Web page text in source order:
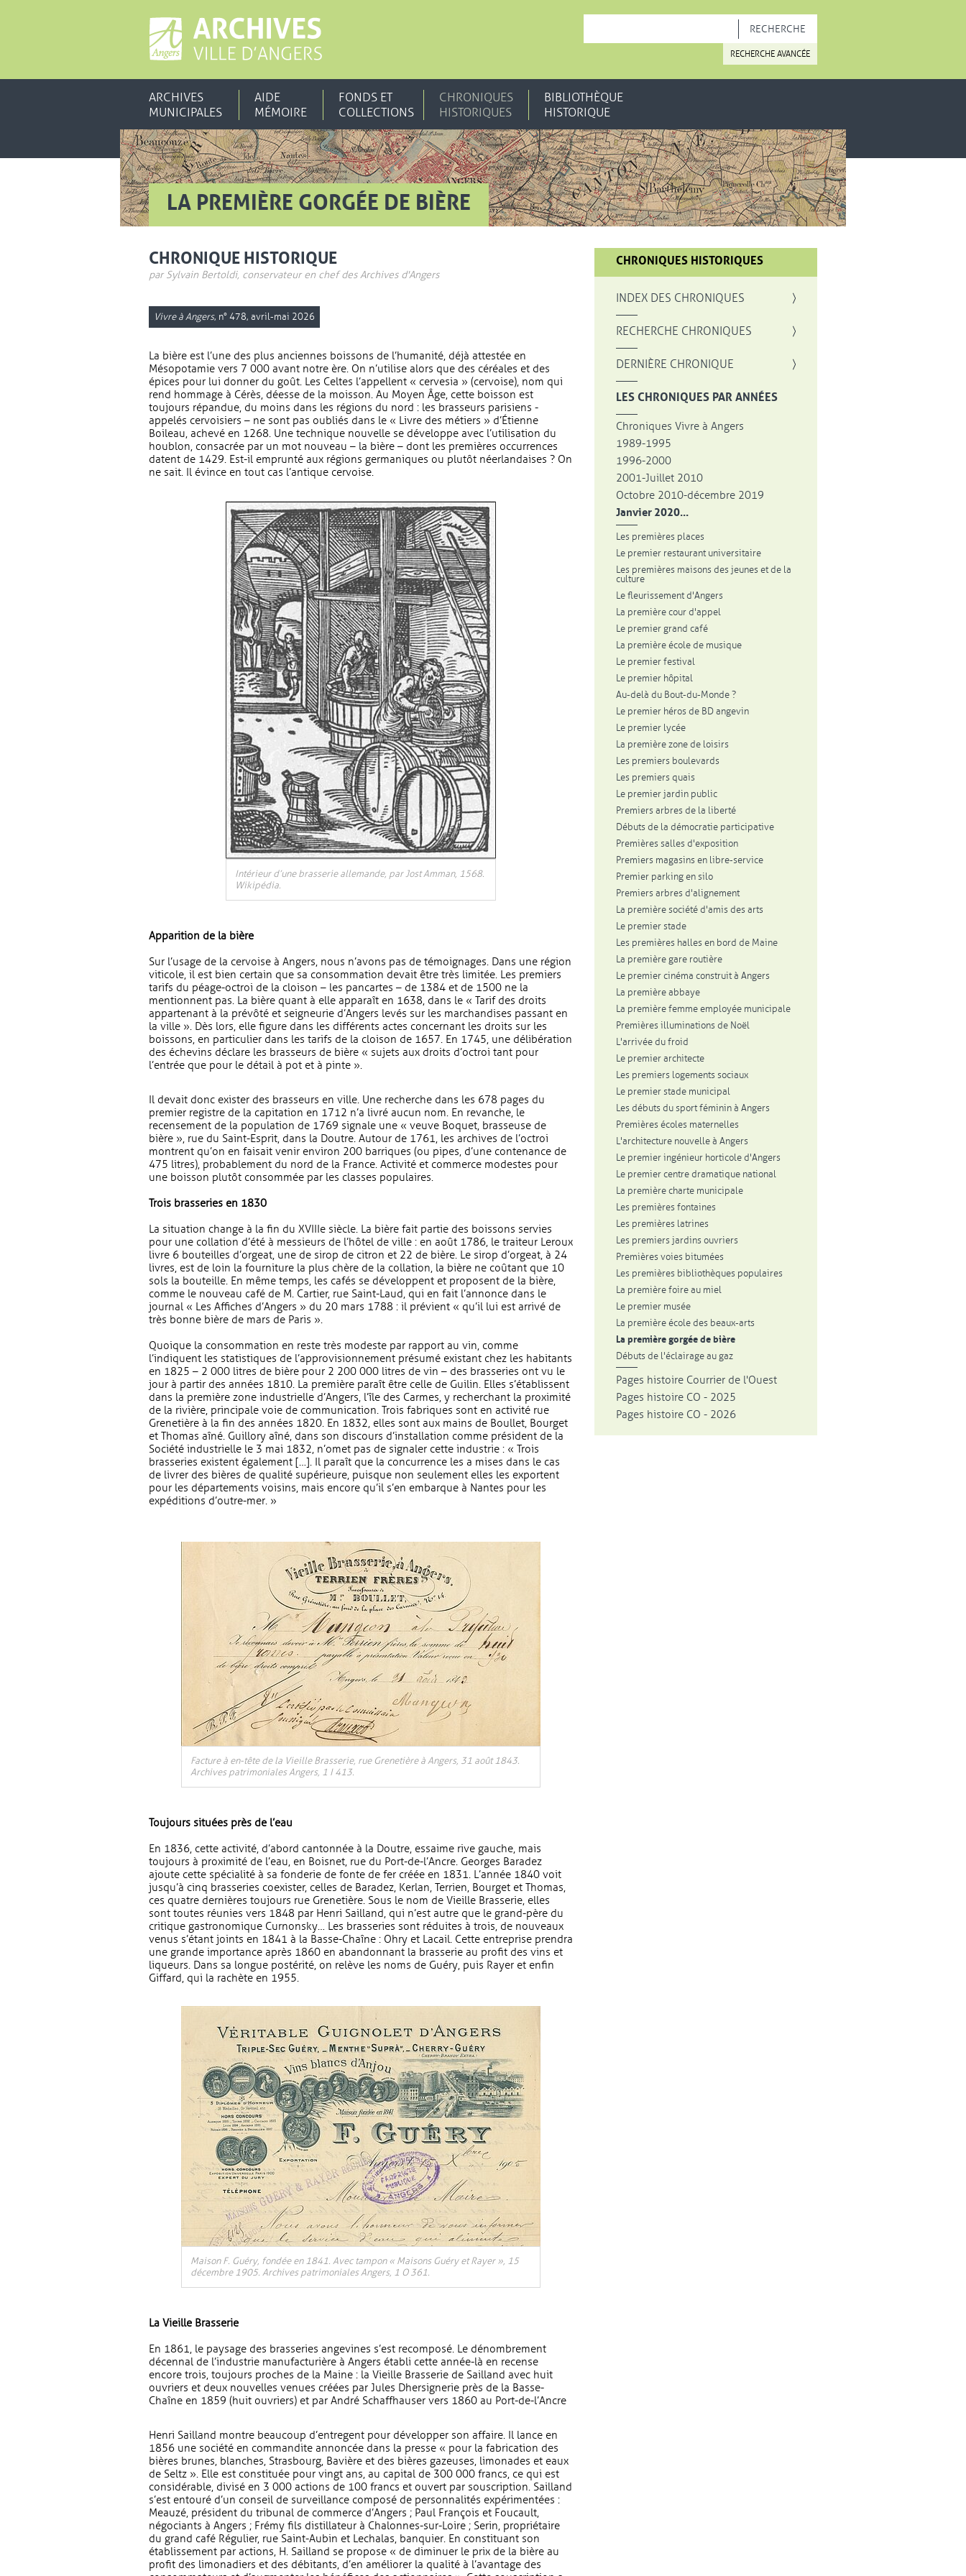
RECHERCHE AVANCÉE
ARCHIVES
MUNICIPALES
AIDE
MÉMOIRE
FONDS ET
COLLECTIONS
CHRONIQUES
HISTORIQUES
BIBLIOTHÈQUE
HISTORIQUE
LA PREMIÈRE GORGÉE DE BIÈRE
CHRONIQUE HISTORIQUE
par Sylvain Bertoldi, conservateur en chef des Archives d'Angers
Vivre à Angers, n° 478, avril-mai 2026
La bière est l’une des plus anciennes boissons de l’humanité, déjà attestée en
Mésopotamie vers 7 000 avant notre ère. On n’utilise alors que des céréales et des
épices pour lui donner du goût. Les Celtes l’appellent « cervesia » (cervoise), nom qui
rend hommage à Cérès, déesse de la moisson. Au Moyen Âge, cette boisson est
toujours répandue, du moins dans les régions du nord : les brasseurs parisiens -
appelés cervoisiers – ne sont pas oubliés dans le « Livre des métiers » d’Étienne
Boileau, achevé en 1268. Une technique nouvelle se développe avec l’utilisation du
houblon, consacrée par un mot nouveau – la bière – dont les premières occurrences
datent de 1429. Est-il emprunté aux régions germaniques ou plutôt néerlandaises ? On
ne sait. Il évince en tout cas l’antique cervoise.
Intérieur d’une brasserie allemande, par Jost Amman, 1568.
Wikipédia.
Apparition de la bière
Sur l’usage de la cervoise à Angers, nous n’avons pas de témoignages. Dans une région
viticole, il est bien certain que sa consommation devait être très limitée. Les premiers
tarifs du péage-octroi de la cloison – les pancartes – de 1384 et de 1500 ne la
mentionnent pas. La bière quant à elle apparaît en 1638, dans le « Tarif des droits
appartenant à la prévôté et seigneurie d’Angers levés sur les marchandises passant en
la ville ». Dès lors, elle figure dans les différents actes concernant les droits sur les
boissons, en particulier dans les tarifs de la cloison de 1657. En 1745, une délibération
des échevins déclare les brasseurs de bière « sujets aux droits d’octroi tant pour
l’entrée que pour le détail à pot et à pinte ».
Il devait donc exister des brasseurs en ville. Une recherche dans les 678 pages du
premier registre de la capitation en 1712 n’a livré aucun nom. En revanche, le
recensement de la population de 1769 signale une « veuve Boquet, brasseuse de
bière », rue du Saint-Esprit, dans la Doutre. Autour de 1761, les archives de l’octroi
montrent qu’on en faisait venir environ 200 barriques (ou pipes, d’une contenance de
475 litres), probablement du nord de la France. Activité et commerce modestes pour
une boisson plutôt consommée par les classes populaires.
Trois brasseries en 1830
La situation change à la fin du XVIIIe siècle. La bière fait partie des boissons servies
pour une collation d’été à messieurs de l’hôtel de ville : en août 1786, le traiteur Leroux
livre 6 bouteilles d’orgeat, une de sirop de citron et 22 de bière. Le sirop d’orgeat, à 24
livres, est de loin la fourniture la plus chère de la collation, la bière ne coûtant que 10
sols la bouteille. En même temps, les cafés se développent et proposent de la bière,
comme le nouveau café de M. Cartier, rue Saint-Laud, qui en fait l’annonce dans le
journal « Les Affiches d’Angers » du 20 mars 1788 : il prévient « qu’il lui est arrivé de
très bonne bière de mars de Paris ».
Quoique la consommation en reste très modeste par rapport au vin, comme
l’indiquent les statistiques de l’approvisionnement présumé existant chez les habitants
en 1825 – 2 000 litres de bière pour 2 200 000 litres de vin – des brasseries ont vu le
jour à partir des années 1810. La première paraît être celle de Guilin. Elles s’établissent
dans la première zone industrielle d’Angers, l’île des Carmes, y recherchant la proximité
de la rivière, principale voie de communication. Trois fabriques sont en activité rue
Grenetière à la fin des années 1820. En 1832, elles sont aux mains de Boullet, Bourget
et Thomas aîné. Guillory aîné, dans son discours d’installation comme président de la
Société industrielle le 3 mai 1832, n’omet pas de signaler cette industrie : « Trois
brasseries existent également […]. Il paraît que la concurrence les a mises dans le cas
de livrer des bières de qualité supérieure, puisque non seulement elles les exportent
pour les départements voisins, mais encore qu’il s’en embarque à Nantes pour les
expéditions d’outre-mer. »
Facture à en-tête de la Vieille Brasserie, rue Grenetière à Angers, 31 août 1843.
Archives patrimoniales Angers, 1 I 413.
Toujours situées près de l’eau
En 1836, cette activité, d’abord cantonnée à la Doutre, essaime rive gauche, mais
toujours à proximité de l’eau, en Boisnet, rue du Port-de-l’Ancre. Georges Baradez
ajoute cette spécialité à sa fonderie de fonte de fer créée en 1831. L’année 1840 voit
jusqu’à cinq brasseries coexister, celles de Baradez, Kerlan, Terrien, Bourget et Thomas,
ces quatre dernières toujours rue Grenetière. Sous le nom de Vieille Brasserie, elles
sont toutes réunies vers 1848 par Henri Sailland, qui n’est autre que le grand-père du
critique gastronomique Curnonsky… Les brasseries sont réduites à trois, de nouveaux
venus s’étant joints en 1841 à la Basse-Chaîne : Ohry et Lacail. Cette entreprise prendra
une grande importance après 1860 en abandonnant la brasserie au profit des vins et
liqueurs. Dans sa longue postérité, on relève les noms de Guéry, puis Rayer et enfin
Giffard, qui la rachète en 1955.
Maison F. Guéry, fondée en 1841. Avec tampon « Maisons Guéry et Rayer », 15
décembre 1905. Archives patrimoniales Angers, 1 O 361.
La Vieille Brasserie
En 1861, le paysage des brasseries angevines s’est recomposé. Le dénombrement
décennal de l’industrie manufacturière à Angers établi cette année-là en recense
encore trois, toujours proches de la Maine : la Vieille Brasserie de Sailland avec huit
ouvriers et deux nouvelles venues créées par Jules Dhersignerie près de la Basse-
Chaîne en 1859 (huit ouvriers) et par André Schaffhauser vers 1860 au Port-de-l’Ancre
Henri Sailland montre beaucoup d’entregent pour développer son affaire. Il lance en
1856 une société en commandite annoncée dans la presse « pour la fabrication des
bières brunes, blanches, Strasbourg, Bavière et des bières gazeuses, limonades et eaux
de Seltz ». Elle est constituée pour vingt ans, au capital de 300 000 francs, ce qui est
considérable, divisé en 3 000 actions de 100 francs et ouvert par souscription. Sailland
s’est entouré d’un conseil de surveillance composé de personnalités expérimentées :
Meauzé, président du tribunal de commerce d’Angers ; Paul François et Foucault,
négociants à Angers ; Frémy fils distillateur à Chalonnes-sur-Loire ; Serin, propriétaire
du grand café Régulier, rue Saint-Aubin et Lechalas, banquier. En constituant son
établissement par actions, H. Sailland se propose « de diminuer le prix de la bière au
profit des limonadiers et des débitants, d’en améliorer la qualité à l’avantage des
CHRONIQUES HISTORIQUES
INDEX DES CHRONIQUES
RECHERCHE CHRONIQUES , OUVRE UNE NOUVELLE FENÊTRE
DERNIÈRE CHRONIQUE
LES CHRONIQUES PAR ANNÉES
Chroniques Vivre à Angers
1989-1995
1996-2000
2001-Juillet 2010
Octobre 2010-décembre 2019
Janvier 2020...
Les premières places
Le premier restaurant universitaire
Les premières maisons des jeunes et de la
culture
Le fleurissement d'Angers
La première cour d'appel
Le premier grand café
La première école de musique
Le premier festival
Le premier hôpital
Au-delà du Bout-du-Monde ?
Le premier héros de BD angevin
Le premier lycée
La première zone de loisirs
Les premiers boulevards
Les premiers quais
Le premier jardin public
Premiers arbres de la liberté
Débuts de la démocratie participative
Premières salles d'exposition
Premiers magasins en libre-service
Premier parking en silo
Premiers arbres d'alignement
La première société d'amis des arts
Le premier stade
Les premières halles en bord de Maine
La première gare routière
Le premier cinéma construit à Angers
La première abbaye
La première femme employée municipale
Premières illuminations de Noël
L'arrivée du froid
Le premier architecte
Les premiers logements sociaux
Le premier stade municipal
Les débuts du sport féminin à Angers
Premières écoles maternelles
L'architecture nouvelle à Angers
Le premier ingénieur horticole d'Angers
Le premier centre dramatique national
La première charte municipale
Les premières fontaines
Les premières latrines
Les premiers jardins ouvriers
Premières voies bitumées
Les premières bibliothèques populaires
La première foire au miel
Le premier musée
La première école des beaux-arts
La première gorgée de bière
Débuts de l'éclairage au gaz
Pages histoire Courrier de l'Ouest
Pages histoire CO - 2025
Pages histoire CO - 2026